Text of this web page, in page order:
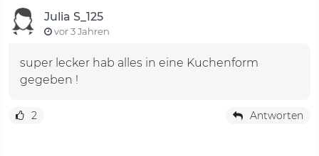
Julia S_125
vor 3 Jahren
super lecker hab alles in eine Kuchenform
gegeben !
2 Antworten